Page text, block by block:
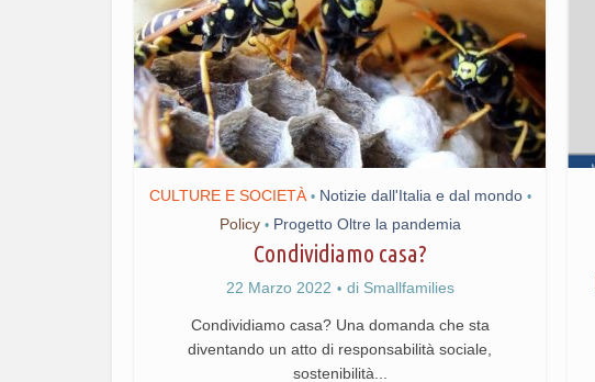
CULTURE E SOCIETÀ • Notizie dall'Italia e dal mondo •
Policy • Progetto Oltre la pandemia
Condividiamo casa?
22 Marzo 2022 di Smallfamilies
Condividiamo casa? Una domanda che sta
diventando un atto di responsabilità sociale,
sostenibilità...